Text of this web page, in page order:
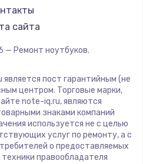
LG
ZTE
Hiper
Evga
Google
Echips
сайта
— Ремонт ноутбуков.
пост гарантийным (не
центром. Торговые марки,
note-iq.ru, являются
знаками компаний
используется не с целью
услуг по ремонту, а с
о предоставляемых
правообладателя